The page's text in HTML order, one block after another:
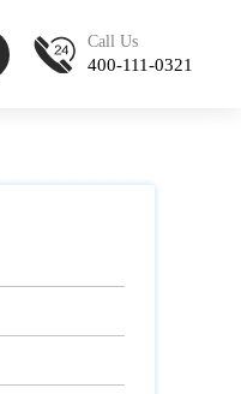
Call Us
400-111-0321